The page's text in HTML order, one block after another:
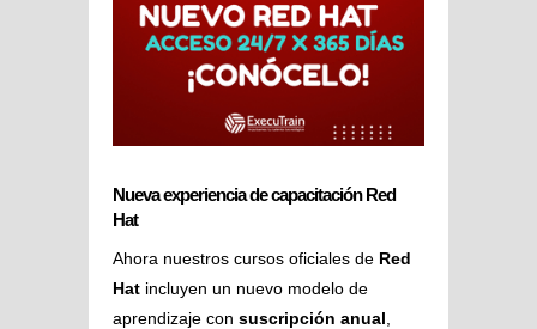
Nueva experiencia de capacitación Red
Hat
Ahora nuestros cursos oficiales de Red
Hat incluyen un nuevo modelo de
aprendizaje consuscripción anual